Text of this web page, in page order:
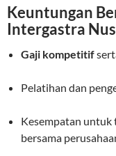
Keuntungan
Intergastra
Gaji kompetitif
Pelatihan dan
Kesempatan untuk
bersama